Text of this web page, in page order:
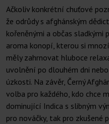
Ačkoliv konkrétní chuťové
že odrůdy s afghánským
kořeněnými a občas
aroma konopí, kterou si
měly zahrnovat hluboce
uvolnění po dlouhém dni
úzkosti. Na závěr, Černý
volba pro každého, kdo chce
dominující Indica s slibným
pro nováčky, tak pro zkušené